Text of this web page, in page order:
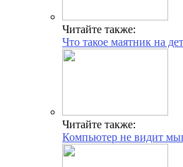
Читайте также:
Что такое маятник на
Читайте также:
Компьютер не видит